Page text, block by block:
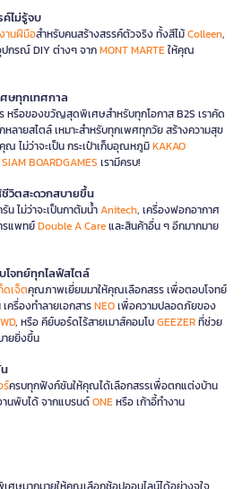
ไม่รู้จบ
านฝีมือสำหรับคนสร้างสรรค์ตัวจริง ทั้งสีไม้Colleen,
ปกรณ์ DIY ต่างๆ จากMONT MARTEให้คุณ
ษทุกเทศกาล
หรือของขวัญสุดพิเศษสำหรับทุกโอกาส B2S เราคัด
หลายสไตล์ เหมาะสำหรับทุกเพศทุกวัย สร้างความสุข
ไม่ว่าจะเป็น กระเป๋าเก็บอุณหภูมิKAKAO
SIAM BOARDGAMES เรามีครบ!
ชีวิตสะดวกสบายขึ้น
น ไม่ว่าจะเป็นกาต้มน้ำAnitech, เครื่องฟอกอากาศ
รแพทย์Double A Careและสินค้าอื่น ๆ อีกมากมาย
โจทย์ทุกไลฟ์สไตล์
ดเจ็ตคุณภาพเยี่ยมมาให้คุณเลือกสรร เพื่อตอบโจทย์
ครื่องทำลายเอกสารNEOเพื่อความปลอดภัยของ
WD, หรือ คีย์บอร์ดไร้สายเมาส์คอมโบGEEZERที่ช่วย
ายยิ่งขึ้น
ร์ครบทุกฟังก์ชันให้คุณได้เลือกสรรเพื่อตกแต่งบ้าน
านพับได้ จากแบรนด์ONEหรือ เก้าอี้ทำงาน